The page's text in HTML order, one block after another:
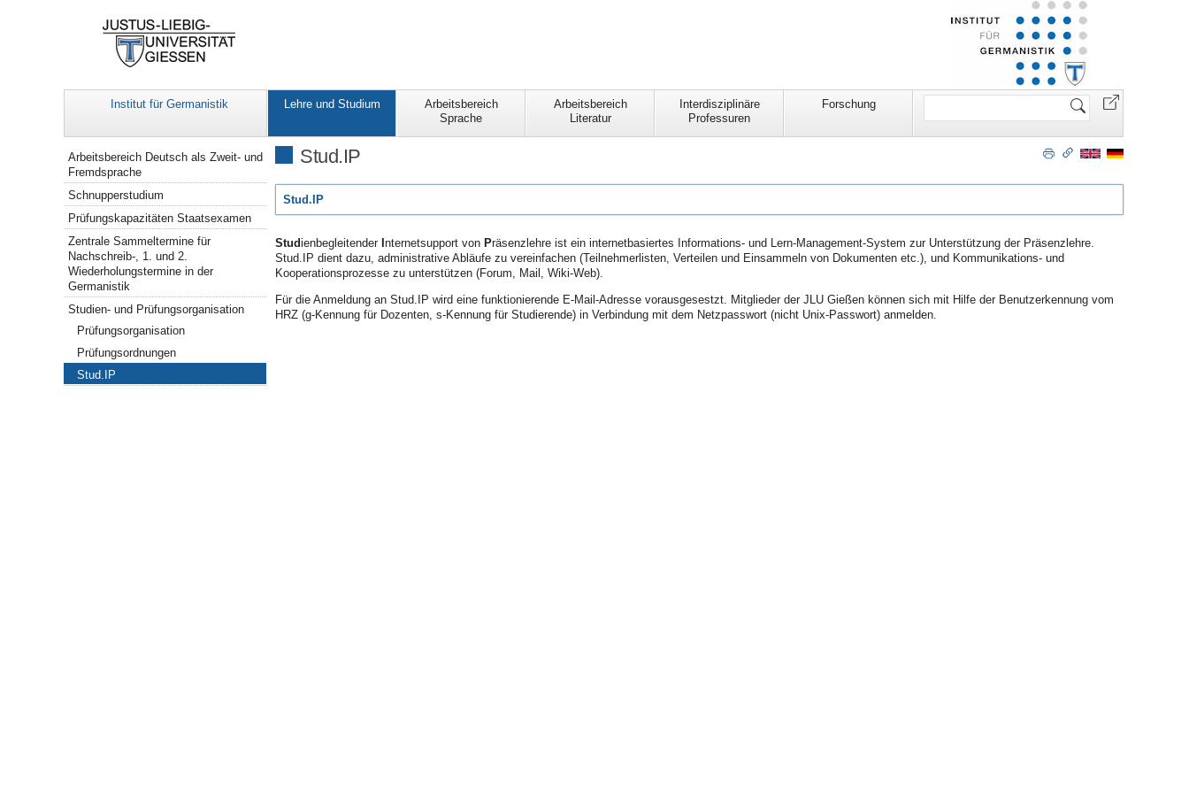
Institut für Germanistik Lehre und Studium
Arbeitsbereich
Sprache
Arbeitsbereich
Literatur
Interdisziplinäre
Professuren
Forschung
Website
Stud.IP
Stud.IP
Studienbegleitender nternetsupport von Präsenzlehre ist ein internetbasiertes Informations- und Lern-Management-System zur Unterstützung der Präsenzlehre.
Stud.IP dient dazu, administrative Abläufe zu vereinfachen (Teilnehmerlisten, Verteilen und Einsammeln von Dokumenten etc.), und Kommunikations- und
Kooperationsprozesse zu unterstützen (Forum, Mail, Wiki-Web).
Für die Anmeldung an Stud.IP wird eine funktionierende E-Mail-Adresse vorausgesestzt. Mitglieder der JLU Gießen können sich mit Hilfe der Benutzerkennung vom
HRZ (g-Kennung für Dozenten, s-Kennung für Studierende) in Verbindung mit dem Netzpasswort (nicht Unix-Passwort) anmelden.
Navigation
Arbeitsbereich Deutsch als Zweit- und
Fremdsprache
Schnupperstudium
Prüfungskapazitäten Staatsexamen
Zentrale Sammeltermine für
Nachschreib-, 1. und 2.
Wiederholungstermine in der
Germanistik
Studien- und Prüfungsorganisation
Prüfungsorganisation
Prüfungsordnungen
Stud.IP